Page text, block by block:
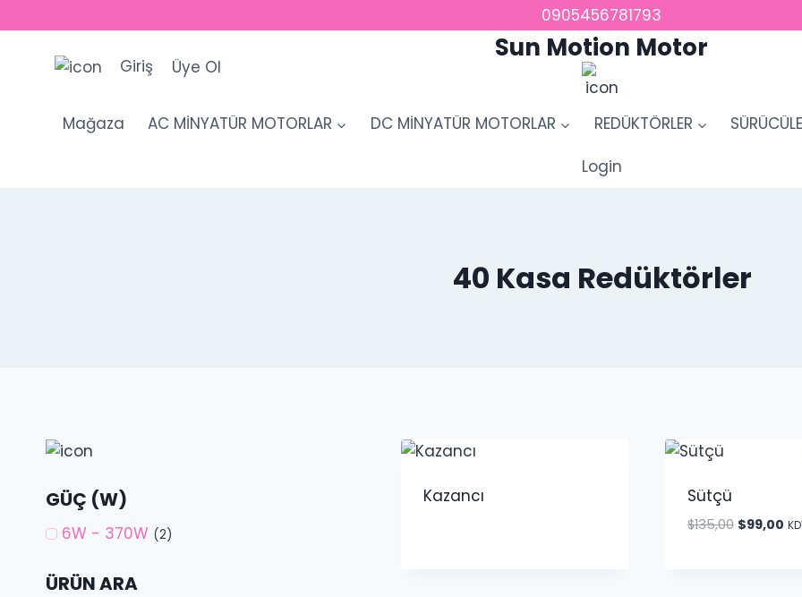
to
content
0905456781793
Giriş Üye Ol
Sun Motion Motor
Mağaza AC MİNYATÜR MOTORLAR DC MİNYATÜR MOTORLAR REDÜKTÖRLER
Login
40 Kasa Redüktörler
Kazancı Sütçü
$135,00 Orijinal
$99,00Şu
GÜÇ (W)
6W - 370W (2)
ÜRÜN ARA